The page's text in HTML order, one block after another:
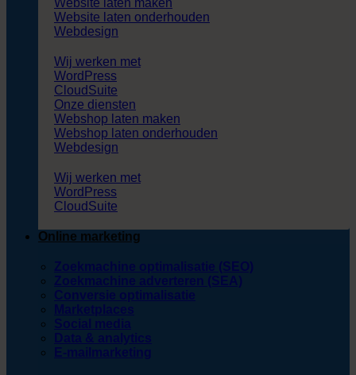
Website laten maken
Website laten onderhouden
Webdesign
Wij werken met
WordPress
CloudSuite
Onze diensten
Webshop laten maken
Webshop laten onderhouden
Webdesign
Wij werken met
WordPress
CloudSuite
Online marketing
Zoekmachine optimalisatie (SEO)
Zoekmachine adverteren (SEA)
Conversie optimalisatie
Marketplaces
Social media
Data & analytics
E-mailmarketing